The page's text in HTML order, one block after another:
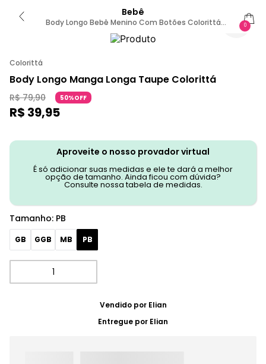
Bebê
Body Longo Bebê Menino Com Botões Colorittá
Marrom PB
0
Colorittá
Body Longo Manga Longa Taupe Colorittá
R$ 79,90 50%OFF
R$ 39,95
Aproveite o nosso provador virtual
É só adicionar suas medidas e ele te dará a melhor
opção de tamanho. Ainda ficou com dúvida?
Consulte nossa tabela de medidas.
Tamanho: PB
GB GGB MB PB
Vendido por Elian
Entregue por Elian